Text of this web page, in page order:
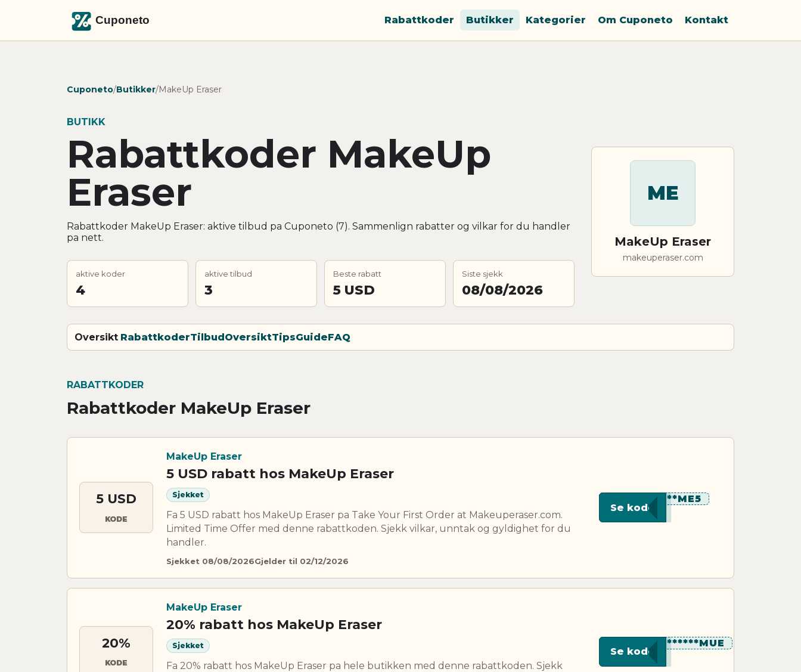
Rabattkoder Butikker Kategorier Om Cuponeto Kontakt
Cuponeto/Butikker/MakeUp Eraser
BUTIKK
Rabattkoder MakeUp
Eraser
Rabattkoder MakeUp Eraser: aktive tilbud pa Cuponeto (7). Sammenlign rabatter og vilkar for du handler
pa nett.
aktive koder
4
aktive tilbud
3
Beste rabatt
5 USD
Siste sjekk
08/08/2026
ME
MakeUp Eraser
makeuperaser.com
Oversikt RabattkoderTilbudOversiktTipsGuideFAQ
RABATTKODER
Rabattkoder MakeUp Eraser
5 USD
KODE
MakeUp Eraser
5 USD rabatt hos MakeUp Eraser
Sjekket
Fa 5 USD rabatt hos MakeUp Eraser pa Take Your First Order at Makeuperaser.com.
Limited Time Offer med denne rabattkoden. Sjekk vilkar, unntak og gyldighet for du
handler.
Sjekket 08/08/2026Gjelder til 02/12/2026
*****ME5
Se kode
20%
KODE
MakeUp Eraser
20% rabatt hos MakeUp Eraser
Sjekket
Fa 20% rabatt hos MakeUp Eraser pa hele butikken med denne rabattkoden. Sjekk
*********MUE
Se kode